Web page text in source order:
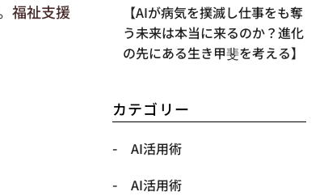
福祉支援
【AIが病気を撲滅し仕事をも奪
う未来は本当に来るのか？進化
の先にある生き甲斐を考える】
カテゴリー
AI活用術
AI活用術